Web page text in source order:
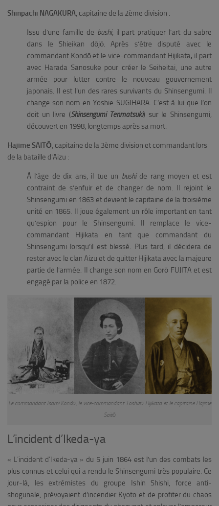
Shinpachi NAGAKURA, capitaine de la 2ème division :
Issu d’une famille de bushi, il part pratiquer l’art du sabre
dans le Shieikan dōjō. Après s’être disputé avec le
commandant Kondō et le vice-commandant Hijikata, il part
avec Harada Sanosuke pour créer le Seiheitai, une autre
armée pour lutter contre le nouveau gouvernement
japonais. Il est l’un des rares survivants du Shinsengumi. Il
change son nom en Yoshie SUGIHARA. C’est à lui que l’on
doit un livre (Shinsengumi Tenmatsuki) sur le Shinsengumi,
découvert en 1998, longtemps après sa mort.
Hajime SAITŌ, capitaine de la 3ème division et commandant lors
de la bataille d’Aizu :
À l’âge de dix ans, il tue un bushide rang moyen et est
contraint de s’enfuir et de changer de nom. Il rejoint le
Shinsengumi en 1863 et devient le capitaine de la troisième
unité en 1865. Il joue également un rôle important en tant
qu’espion pour le Shinsengumi. Il remplace le vice-
commandant Hijikata en tant que commandant du
Shinsengumi lorsqu’il est blessé. Plus tard, il décidera de
rester avec le clan Aizu et de quitter Hijikata avec la majeure
partie de l’armée. Il change son nom en Gorō FUJITA et est
engagé par la police en 1872.
Le commandant Isami Kondō, le vice-commandant Toshizō Hijikata et le capitaine Hajime
Saitō
L’incident d’Ikeda-ya
« L’incident d’Ikeda-ya » du 5 juin 1864 est l’un des combats les
plus connus et celui qui a rendu le Shinsengumi très populaire. Ce
jour-là, les extrémistes du groupe Ishin Shishi, force anti-
shogunale, prévoyaient d’incendier Kyoto et de profiter du chaos